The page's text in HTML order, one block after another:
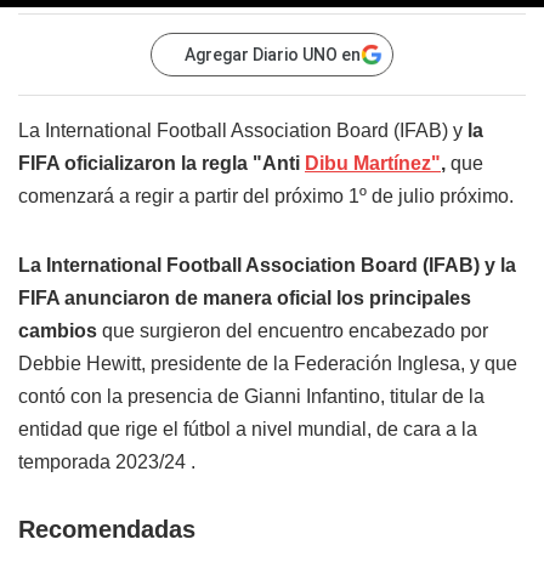
Agregar Diario UNO en
La International Football Association Board (IFAB) y la
FIFA oficializaron la regla "Anti Dibu Martínez", que
comenzará a regir a partir del próximo 1º de julio próximo.
La International Football Association Board (IFAB) y la
FIFA anunciaron de manera oficial los principales
cambios que surgieron del encuentro encabezado por
Debbie Hewitt, presidente de la Federación Inglesa, y que
contó con la presencia de Gianni Infantino, titular de la
entidad que rige el fútbol a nivel mundial, de cara a la
temporada 2023/24 .
Recomendadas